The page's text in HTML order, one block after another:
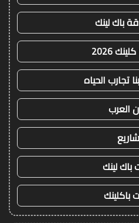
باك لينك
2026
تجارب الحياه
العرب
باك لينك
باكلينك